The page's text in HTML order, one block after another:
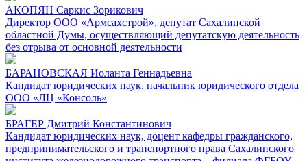
АКОПЯН Саркис Зорикович
Директор ООО «Армсахстрой», депутат Сахалинской
областной Думы, осуществляющий депутатскую деятельность
без отрыва от основной деятельности
БАРАНОВСКАЯ Иоланта Геннадьевна
Кандидат юридических наук, начальник юридического отдела
ООО «ЛЦ «Консоль»
БРАГЕР Дмитрий Константинович
Кандидат юридических наук, доцент кафедры гражданского,
предпринимательского и транспортного права Сахалинского